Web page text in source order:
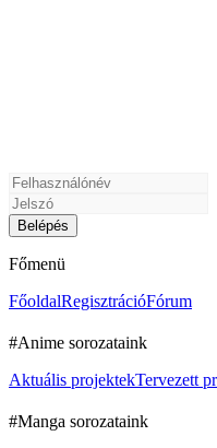
Főmenü
FőoldalRegisztrációFórum
#Anime sorozataink
Aktuális projektekTervezett
#Manga sorozataink